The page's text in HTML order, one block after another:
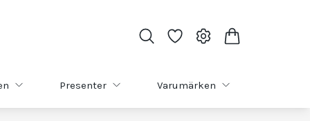
Presenter Varumärken